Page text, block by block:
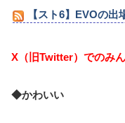
【スト6】EVOの出
X（旧Twitter）でのみ
◆かわいい